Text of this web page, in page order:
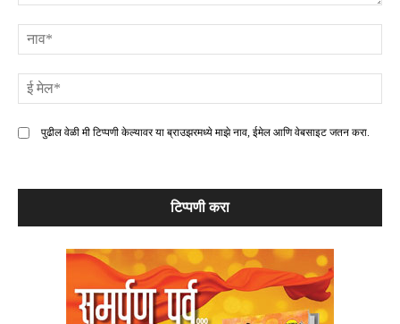
पुढील वेळी मी टिप्पणी केल्यावर या ब्राउझरमध्ये माझे नाव, ईमेल आणि वेबसाइट जतन करा.